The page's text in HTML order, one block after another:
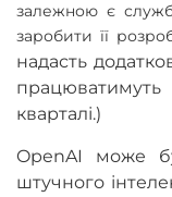
залежною є
заробити її
надасть
кварталі.)
OpenAI може
штучного